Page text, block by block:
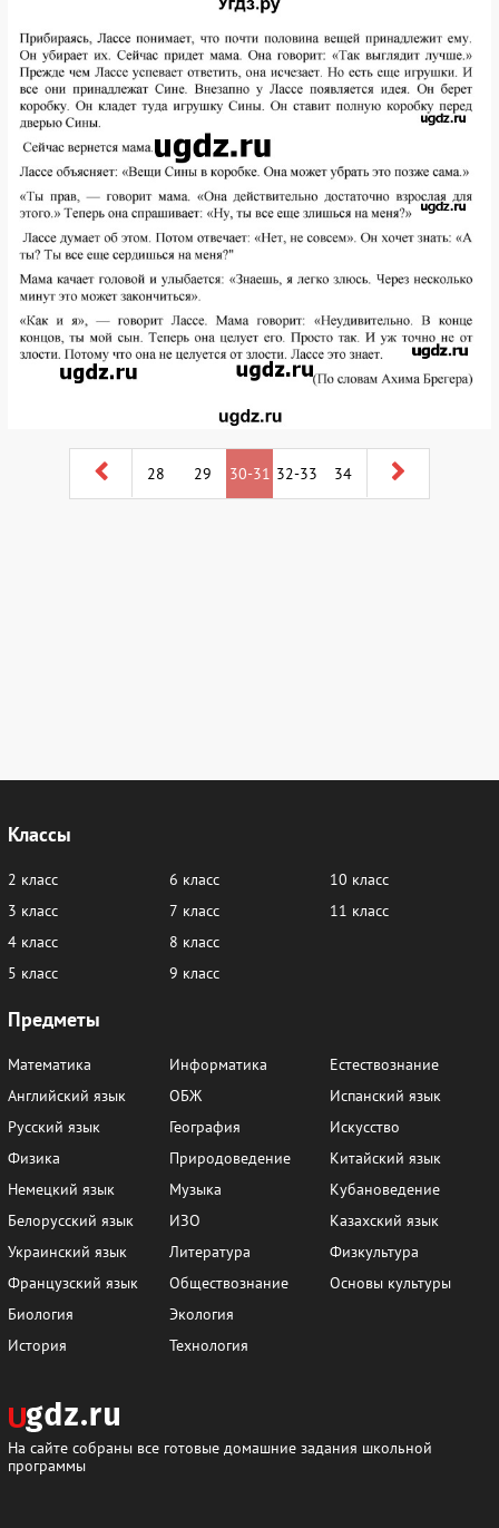
28 29 30-31 32-33 34
Классы
2 класс
3 класс
4 класс
5 класс
6 класс
7 класс
8 класс
9 класс
10 класс
11 класс
Предметы
Математика
Английский язык
Русский язык
Физика
Немецкий язык
Белорусский язык
Украинский язык
Французский язык
Биология
История
Информатика
ОБЖ
География
Природоведение
Музыка
ИЗО
Литература
Обществознание
Экология
Технология
Естествознание
Испанский язык
Искусство
Китайский язык
Кубановедение
Казахский язык
Физкультура
Основы культуры
На сайте собраны все готовые домашние задания школьной
программы